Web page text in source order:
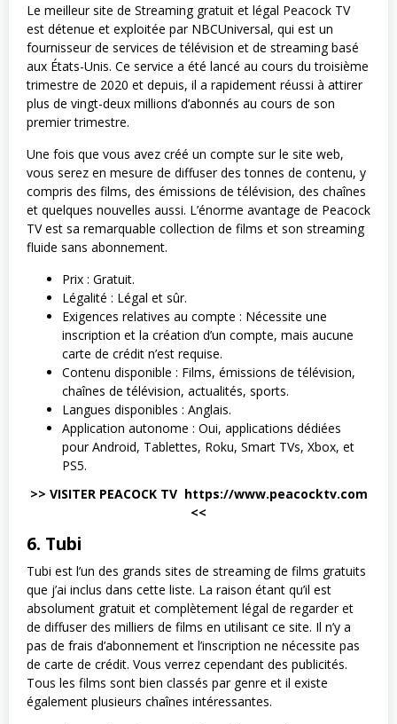
Le meilleur site de Streaming gratuit et légal Peacock TV
est détenue et exploitée par NBCUniversal, qui est un
fournisseur de services de télévision et de streaming basé
aux États-Unis. Ce service a été lancé au cours du troisième
trimestre de 2020 et depuis, il a rapidement réussi à attirer
plus de vingt-deux millions d’abonnés au cours de son
premier trimestre.
Une fois que vous avez créé un compte sur le site web,
vous serez en mesure de diffuser des tonnes de contenu, y
compris des films, des émissions de télévision, des chaînes
et quelques nouvelles aussi. L’énorme avantage de Peacock
TV est sa remarquable collection de films et son streaming
fluide sans abonnement.
Prix : Gratuit.
Légalité : Légal et sûr.
Exigences relatives au compte : Nécessite une
inscription et la création d’un compte, mais aucune
carte de crédit n’est requise.
Contenu disponible : Films, émissions de télévision,
chaînes de télévision, actualités, sports.
Langues disponibles : Anglais.
Application autonome : Oui, applications dédiées
pour Android, Tablettes, Roku, Smart TVs, Xbox, et
PS5.
>> VISITER PEACOCK TV https://www.peacocktv.com
<<
6. Tubi
Tubi est l’un des grands sites de streaming de films gratuits
que j’ai inclus dans cette liste. La raison étant qu’il est
absolument gratuit et complètement légal de regarder et
de diffuser des milliers de films en utilisant ce site. Il n’y a
pas de frais d’abonnement et l’inscription ne nécessite pas
de carte de crédit. Vous verrez cependant des publicités.
Tous les films sont bien classés par genre et il existe
également plusieurs chaînes intéressantes.